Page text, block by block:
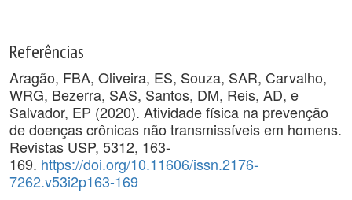
Referências
Aragão, FBA, Oliveira, ES, Souza, SAR, Carvalho,
WRG, Bezerra, SAS, Santos, DM, Reis, AD, e
Salvador, EP (2020). Atividade física na prevenção
de doenças crônicas não transmissíveis em homens.
Revistas USP, 5312, 163-
169. https://doi.org/10.11606/issn.2176-
7262.v53i2p163-169